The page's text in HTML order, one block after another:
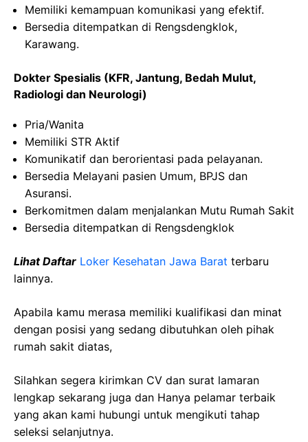
Memiliki kemampuan komunikasi yang efektif.
Bersedia ditempatkan di Rengsdengklok,
Karawang.
Dokter Spesialis (KFR, Jantung, Bedah Mulut,
Radiologi dan Neurologi)
Pria/Wanita
Memiliki STR Aktif
Komunikatif dan berorientasi pada pelayanan.
Bersedia Melayani pasien Umum, BPJS dan
Asuransi.
Berkomitmen dalam menjalankan Mutu Rumah Sakit
Bersedia ditempatkan di Rengsdengklok
Lihat Daftar Loker Kesehatan Jawa Barat terbaru
lainnya.
Apabila kamu merasa memiliki kualifikasi dan minat
dengan posisi yang sedang dibutuhkan oleh pihak
rumah sakit diatas,
Silahkan segera kirimkan CV dan surat lamaran
lengkap sekarang juga dan Hanya pelamar terbaik
yang akan kami hubungi untuk mengikuti tahap
seleksi selanjutnya.